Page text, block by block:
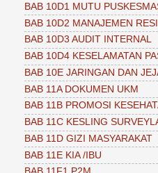
BAB 10D1 MUTU
BAB 10D2 MANAJEMEN
BAB 10D3 AUDIT INTERNAL
BAB 10D4 KESELAMATAN
BAB 10E JARINGAN DAN
BAB 11A DOKUMEN UKM
BAB 11B PROMOSI
BAB 11C KESLING
BAB 11D GIZI MASYARAKAT
BAB 11E KIA /IBU